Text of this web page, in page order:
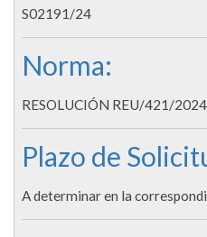
S02191/24
Norma:
RESOLUCIÓN REU/421/
Plazo de
A determinar en la